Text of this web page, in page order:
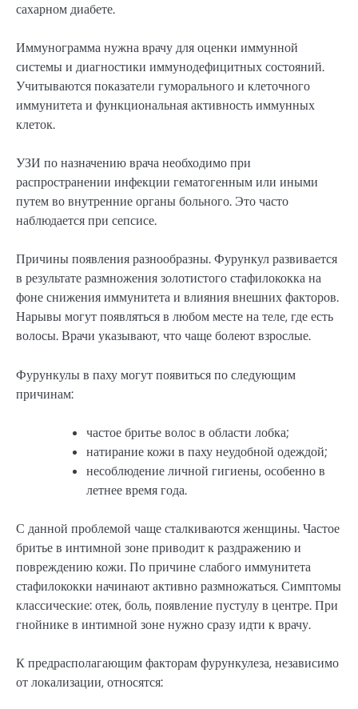
сахарном диабете.
Иммунограмма нужна врачу для оценки иммунной
системы и диагностики иммунодефицитных состояний.
Учитываются показатели гуморального и клеточного
иммунитета и функциональная активность иммунных
клеток.
УЗИ по назначению врача необходимо при
распространении инфекции гематогенным или иными
путем во внутренние органы больного. Это часто
наблюдается при сепсисе.
Причины появления разнообразны. Фурункул развивается
в результате размножения золотистого стафилококка на
фоне снижения иммунитета и влияния внешних факторов.
Нарывы могут появляться в любом месте на теле, где есть
волосы. Врачи указывают, что чаще болеют взрослые.
Фурункулы в паху могут появиться по следующим
причинам:
частое бритье волос в области лобка;
натирание кожи в паху неудобной одеждой;
несоблюдение личной гигиены, особенно в
летнее время года.
С данной проблемой чаще сталкиваются женщины. Частое
бритье в интимной зоне приводит к раздражению и
повреждению кожи. По причине слабого иммунитета
стафилококки начинают активно размножаться. Симптомы
классические: отек, боль, появление пустулу в центре. При
гнойнике в интимной зоне нужно сразу идти к врачу.
К предрасполагающим факторам фурункулеза, независимо
от локализации, относятся: